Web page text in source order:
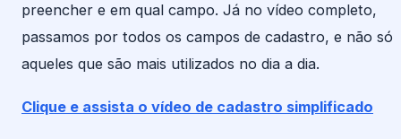
preencher e em qual campo. Já no vídeo completo,
passamos por todos os campos de cadastro, e não só
aqueles que são mais utilizados no dia a dia.
Clique e assista o vídeo de cadastro simplificado